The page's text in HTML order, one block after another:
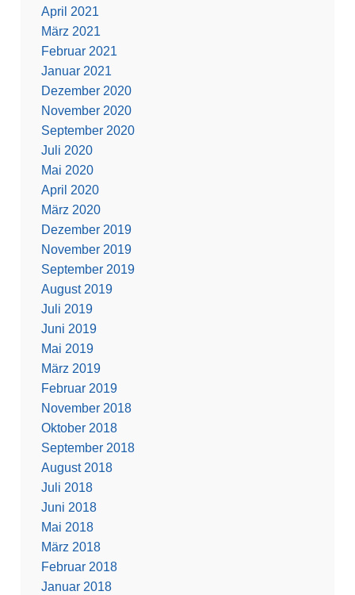
April 2021
März 2021
Februar 2021
Januar 2021
Dezember 2020
November 2020
September 2020
Juli 2020
Mai 2020
April 2020
März 2020
Dezember 2019
November 2019
September 2019
August 2019
Juli 2019
Juni 2019
Mai 2019
März 2019
Februar 2019
November 2018
Oktober 2018
September 2018
August 2018
Juli 2018
Juni 2018
Mai 2018
März 2018
Februar 2018
Januar 2018